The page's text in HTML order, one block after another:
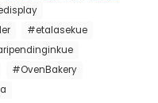
#etalasekue
#OvenBakery